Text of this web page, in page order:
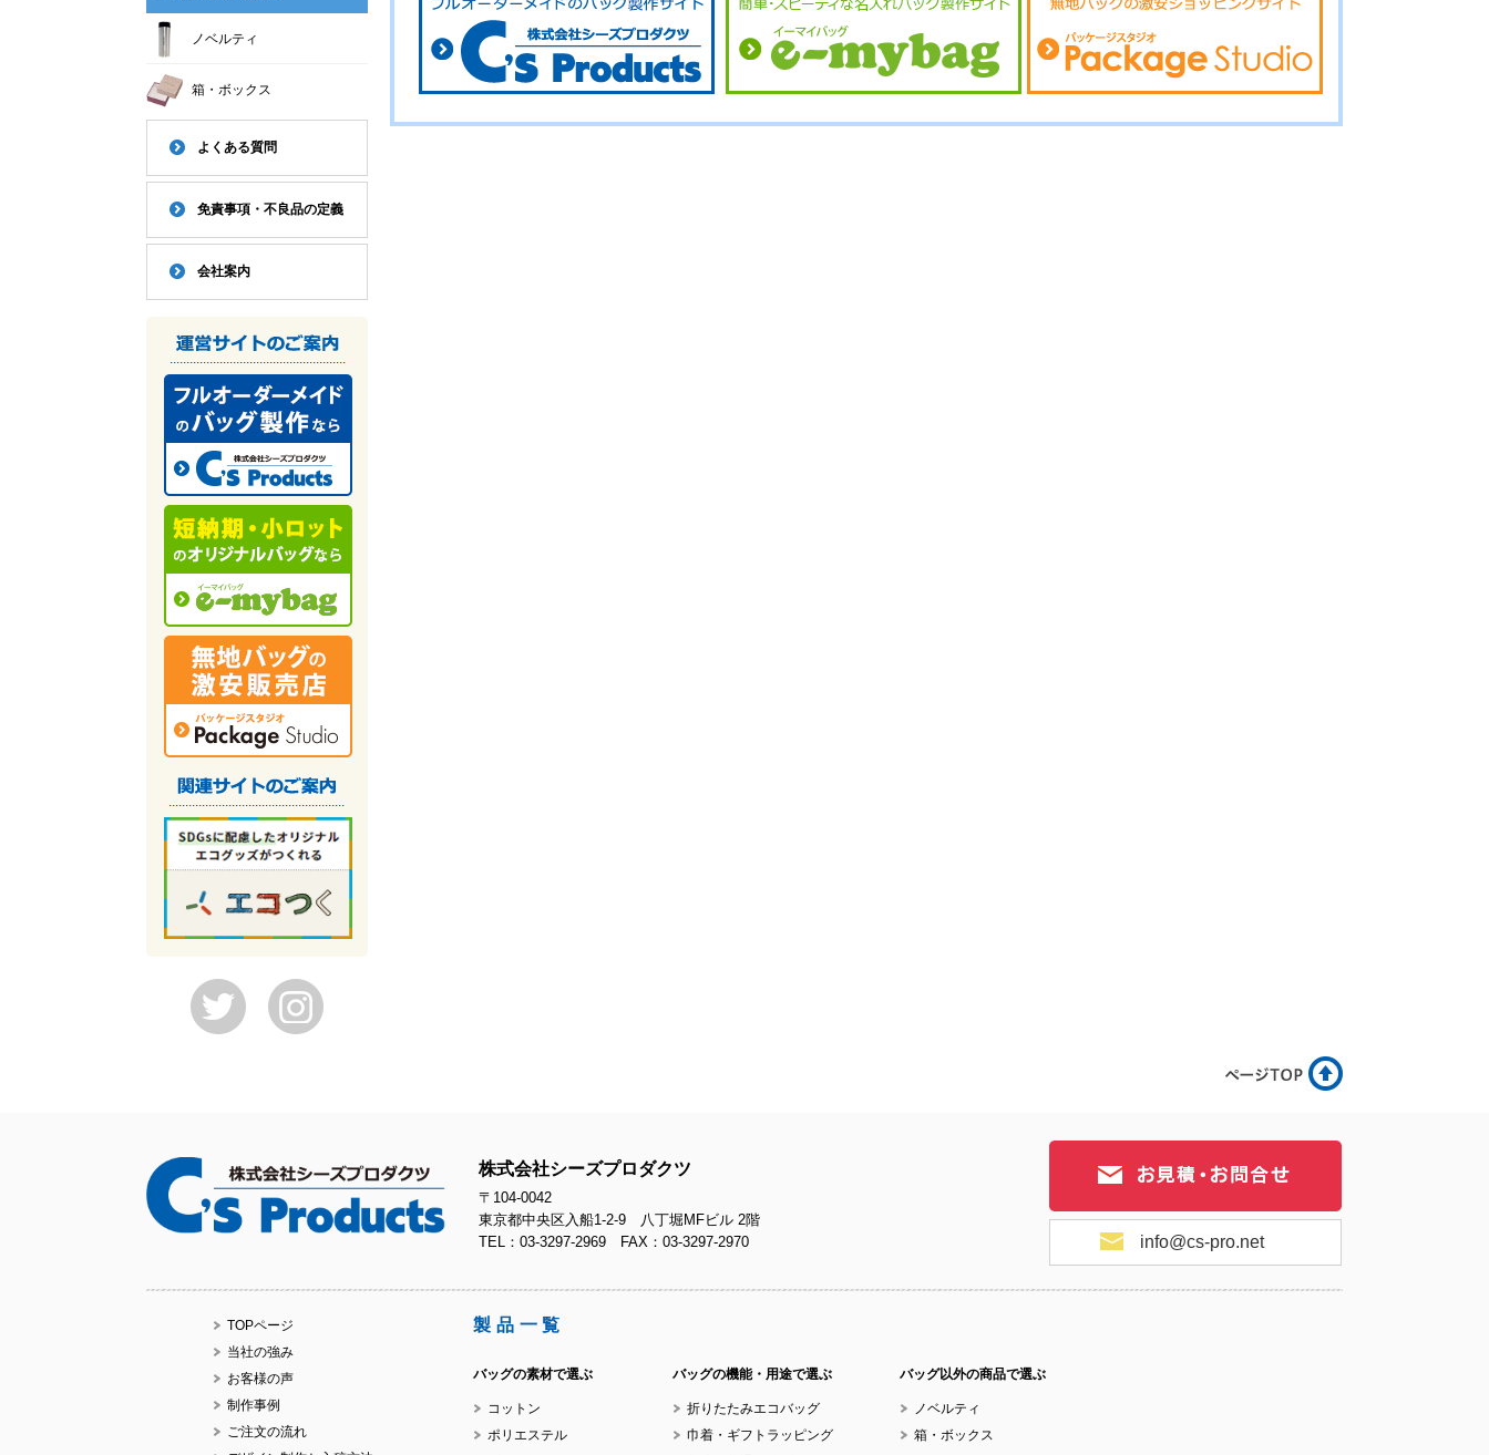
No.17-066 No.17-065
ノベルティ
箱・ボックス
よくある質問
免責事項・不良品の定義
会社案内
株式会社シーズプロダクツ
〒104-0042
東京都中央区入船1-2-9 八丁堀MFビル 2階
TEL：03-3297-2969 FAX：03-3297-2970
info@cs-pro.net
TOPページ
当社の強み
お客様の声
制作事例
ご注文の流れ
製品一覧
バッグの素材で選ぶ
コットン
ポリエステル
バッグの機能・用途で選ぶ
折りたたみエコバッグ
巾着・ギフトラッピング
バッグ以外の商品で選ぶ
ノベルティ
箱・ボックス